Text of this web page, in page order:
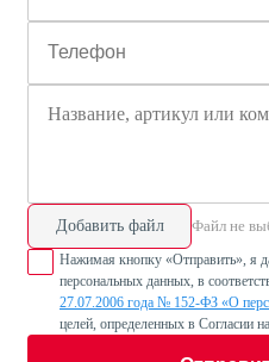
Добавить файл Файл не
Нажимая кнопку «Отправить», я
персональных данных, в
27.07.2006 года № 152-ФЗ «О
целей, определенных в Согласии